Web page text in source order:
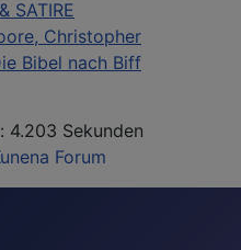
SATIRE
Christopher
Bibel nach Biff
4.203 Sekunden
Forum